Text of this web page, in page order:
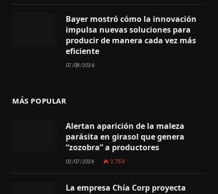
Bayer mostró cómo la innovación
impulsa nuevas soluciones para
producir de manera cada vez más
eficiente
07/08/2026
MÁS POPULAR
Alertan aparición de la maleza
parásita en girasol que genera
“zozobra” a productores
02/07/2024 2.750
La empresa Chía Corp proyecta